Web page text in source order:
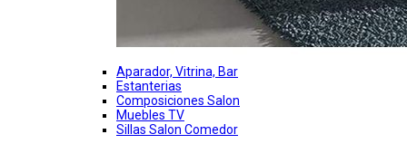
Aparador, Vitrina, Bar
Estanterias
Composiciones Salon
Muebles TV
Sillas Salon Comedor